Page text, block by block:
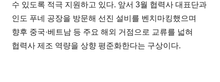
수 있도록 적극 지원하고 있다. 앞서 3월 협력사 대표단과
인도 푸네 공장을 방문해 선진 설비를 벤치마킹했으며
향후 중국·베트남 등 주요 해외 거점으로 교류를 넓혀
협력사 제조 역량을 상향 평준화한다는 구상이다.